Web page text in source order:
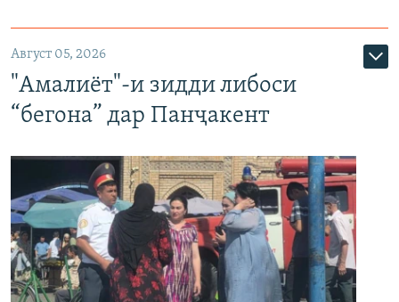
Август 05, 2026
"Амалиёт"-и зидди либоси
“бегона” дар Панҷакент